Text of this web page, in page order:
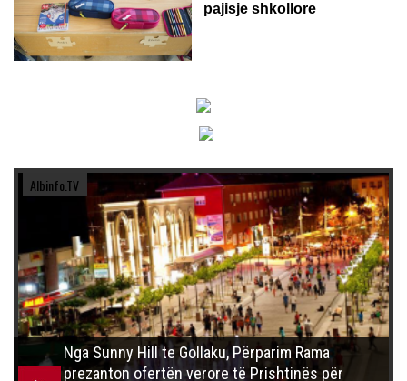
pajisje shkollore
Albinfo.TV
Nga Sunny Hill te Gollaku, Përparim Rama
prezanton ofertën verore të Prishtinës për